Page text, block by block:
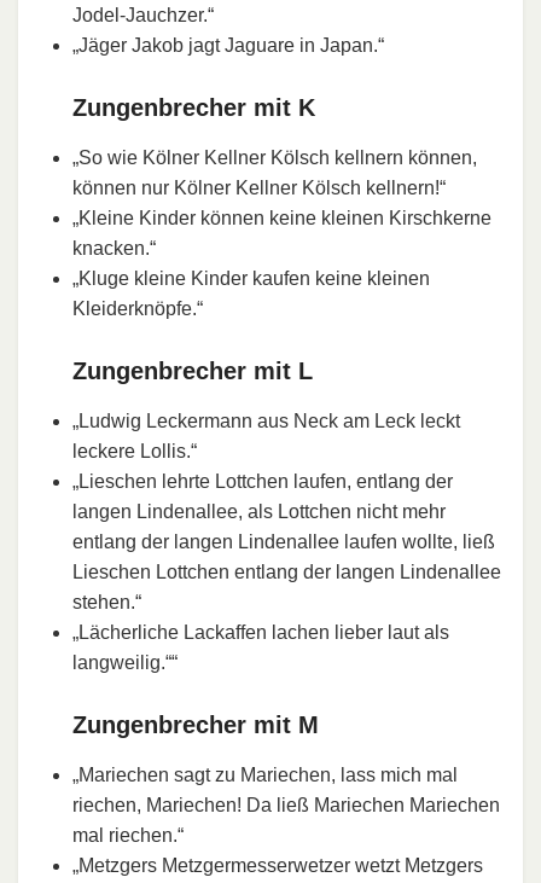
Jodel-Jauchzer.“
„Jäger Jakob jagt Jaguare in Japan.“
Zungenbrecher mit K
„So wie Kölner Kellner Kölsch kellnern können,
können nur Kölner Kellner Kölsch kellnern!“
„Kleine Kinder können keine kleinen Kirschkerne
knacken.“
„Kluge kleine Kinder kaufen keine kleinen
Kleiderknöpfe.“
Zungenbrecher mit L
„Ludwig Leckermann aus Neck am Leck leckt
leckere Lollis.“
„Lieschen lehrte Lottchen laufen, entlang der
langen Lindenallee, als Lottchen nicht mehr
entlang der langen Lindenallee laufen wollte, ließ
Lieschen Lottchen entlang der langen Lindenallee
stehen.“
„Lächerliche Lackaffen lachen lieber laut als
langweilig.““
Zungenbrecher mit M
„Mariechen sagt zu Mariechen, lass mich mal
riechen, Mariechen! Da ließ Mariechen Mariechen
mal riechen.“
„Metzgers Metzgermesserwetzer wetzt Metzgers